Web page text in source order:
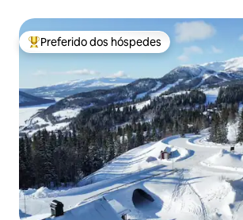
Entre os melhores preferidos dos hóspedes
Preferido dos hóspedes